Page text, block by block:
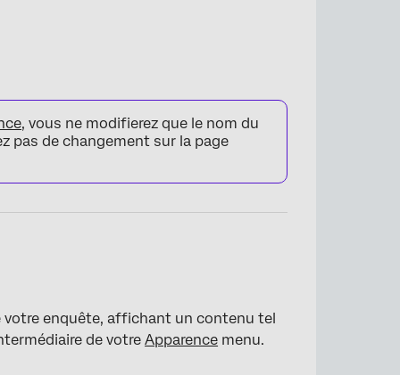
×
, vous ne modifierez que le nom du
pas de changement sur la page
votre enquête, affichant un contenu tel
de votreApparence menu.